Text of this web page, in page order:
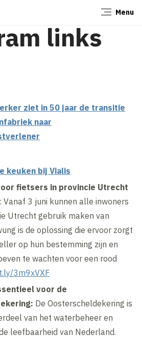
Menu
links
ziet in 50 jaar de transitie
naar
keuken bij Vialis
fietsers in provincie Utrecht
: Vanaf 3 juni kunnen alle inwoners
Utrecht gebruik maken van
is de oplossing die ervoor zorgt
op hun bestemming zijn en
te wachten voor een rood
3m9xVXF
voor de
De Oosterscheldekering is
van het waterbeheer en
leefbaarheid van Nederland.
Sluiten